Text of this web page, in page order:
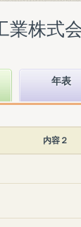
株式
年表
内容２